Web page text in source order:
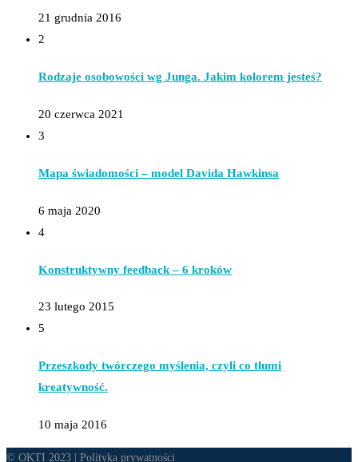
21 grudnia 2016
2
Rodzaje osobowości wg Junga. Jakim kolorem jesteś?
20 czerwca 2021
3
Mapa świadomości – model Davida Hawkinsa
6 maja 2020
4
Konstruktywny feedback – 6 kroków
23 lutego 2015
5
Przeszkody twórczego myślenia, czyli co tłumi
kreatywność.
10 maja 2016
© OKTI 2023 | Polityka prywatności